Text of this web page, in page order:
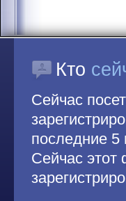
Кто
Сейчас
последние 5
Сейчас этот